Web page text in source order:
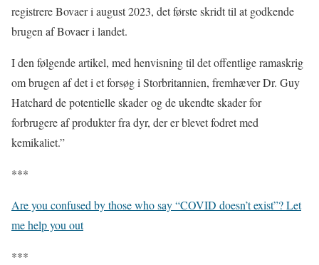
registrere Bovaer i august 2023, det første skridt til at godkende
brugen af Bovaer i landet.
I den følgende artikel, med henvisning til det offentlige ramaskrig
om brugen af det i et forsøg i Storbritannien, fremhæver Dr. Guy
Hatchard de potentielle skader og de ukendte skader for
forbrugere af produkter fra dyr, der er blevet fodret med
kemikaliet.”
***
Are you confused by those who say “COVID doesn’t exist”? Let
me help you out
***